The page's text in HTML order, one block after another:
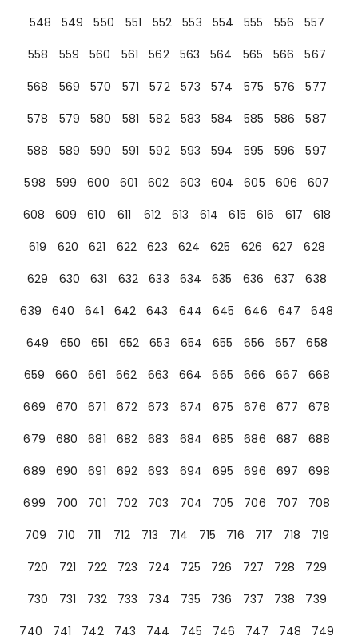
548
549 550 551 552 553 554 555 556
557
558
559 560 561 562 563 564 565 566
567
568
569 570 571 572 573 574 575 576
577
578
579 580 581 582 583 584 585 586
587
588
589 590 591 592 593 594 595 596
597
598
599 600 601 602 603 604 605 606
607
608
609 610 611 612 613 614 615 616 617
618
619
620 621 622 623 624 625 626 627
628
629
630 631 632 633 634 635 636 637
638
639
640 641 642 643 644 645 646 647
648
649
650 651 652 653 654 655 656 657
658
659
660 661 662 663 664 665 666 667
668
669
670 671 672 673 674 675 676 677
678
679
680 681 682 683 684 685 686 687
688
689
690 691 692 693 694 695 696 697
698
699
700 701 702 703 704 705 706 707
708
709
710 711 712 713 714 715 716 717 718
719
720
721 722 723 724 725 726 727 728
729
730
731 732 733 734 735 736 737 738
739
740
741 742 743 744 745 746 747 748
749